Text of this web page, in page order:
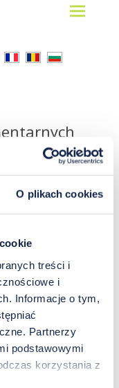
O plikach cookies
treści i
i
Informacje o tym,
Partnerzy
podstawowymi
korzystania z